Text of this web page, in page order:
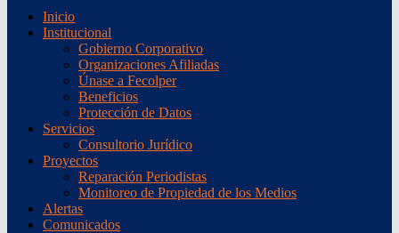
Inicio
Institucional
Gobierno Corporativo
Organizaciones Afiliadas
Únase a Fecolper
Beneficios
Protección de Datos
Servicios
Consultorio Jurídico
Proyectos
Reparación Periodistas
Monitoreo de Propiedad de los Medios
Alertas
Comunicados